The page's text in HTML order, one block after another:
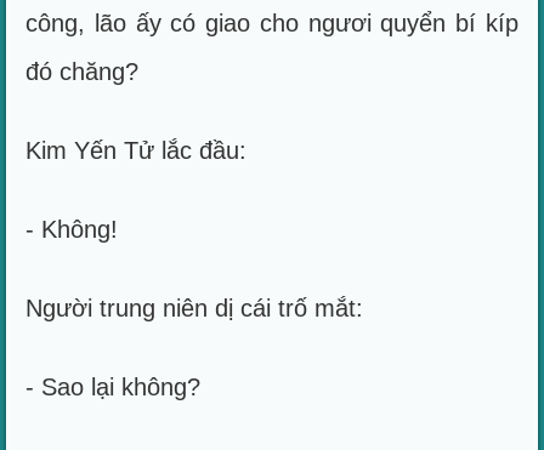
công, lão ấy có giao cho ngươi quyển bí kíp
đó chăng?
Kim Yến Tử lắc đầu:
- Không!
Người trung niên dị cái trố mắt:
- Sao lại không?